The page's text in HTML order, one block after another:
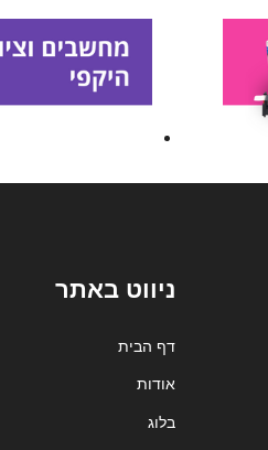
ניווט באתר
דף הבית
אודות
בלוג